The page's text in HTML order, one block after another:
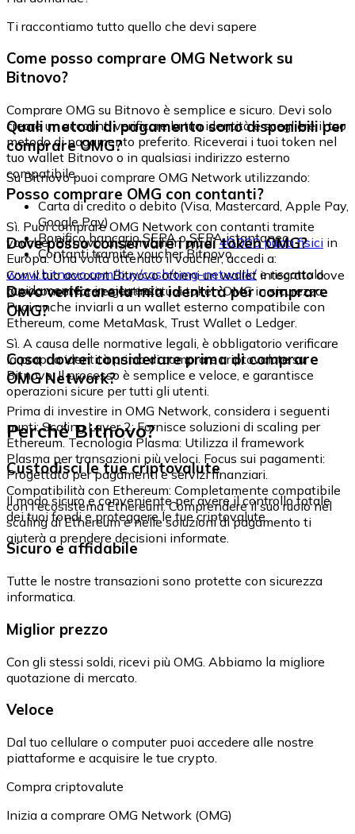
Ti raccontiamo tutto quello che devi sapere
Come posso comprare OMG Network su
Bitnovo?
Comprare OMG su Bitnovo è semplice e sicuro. Devi solo
creare un account, verificare la tua identità e scegliere il tuo
metodo di pagamento preferito. Riceverai i tuoi token nel
tuo wallet Bitnovo o in qualsiasi indirizzo esterno
compatibile.
Quali metodi di pagamento sono disponibili per
comprare OMG?
Su Bitnovo puoi comprare OMG Network utilizzando:
Carta di credito o debito (Visa, Mastercard, Apple Pay,
Google Pay)
Bonifico bancario SEPA o SEPA istantaneo
Contanti tramite voucher Bitnovo
Posso comprare OMG con contanti?
Sì. Puoi comprare OMG Network con contanti tramite
voucher Bitnovo, disponibili in più di40.000 punti fisici in
Europa. Una volta ottenuto il voucher, accedi a:
www.bitnovo.com/buy/cash/omg-network/ e riscattalo
rapidamente e in sicurezza.
Dove posso conservare i miei token OMG?
Con il tuo account Bitnovo ottieni un wallet integrato dove
puoi conservare e gestire i tuoi token OMG in sicurezza.
Puoi anche inviarli a un wallet esterno compatibile con
Ethereum, come MetaMask, Trust Wallet o Ledger.
Devo verificare la mia identità per comprare
OMG?
Sì. A causa delle normative legali, è obbligatorio verificare
la propria identità prima di comprare criptovalute su
Bitnovo. Il processo è semplice e veloce, e garantisce
operazioni sicure per tutti gli utenti.
Cosa dovrei considerare prima di comprare
OMG Network?
Prima di investire in OMG Network, considera i seguenti
punti: Scaling Layer 2: Fornisce soluzioni di scaling per
Ethereum. Tecnologia Plasma: Utilizza il framework
Plasma per transazioni più veloci. Focus sui pagamenti:
Progettato per pagamenti e servizi finanziari.
Compatibilità con Ethereum: Completamente compatibile
con l'ecosistema Ethereum. Comprendere il suo ruolo nel
scaling di Ethereum e nelle soluzioni di pagamento ti
aiuterà a prendere decisioni informate.
Perché Bitnovo?
Custodisci le tue criptovalute
Il modo sicuro e conveniente per avere il controllo totale
dei tuoi fondi e proteggere le tue criptovalute.
Sicuro e affidabile
Tutte le nostre transazioni sono protette con sicurezza
informatica.
Miglior prezzo
Con gli stessi soldi, ricevi più OMG. Abbiamo la migliore
quotazione di mercato.
Veloce
Dal tuo cellulare o computer puoi accedere alle nostre
piattaforme e acquisire le tue crypto.
Compra criptovalute
Inizia a comprare OMG Network (OMG)